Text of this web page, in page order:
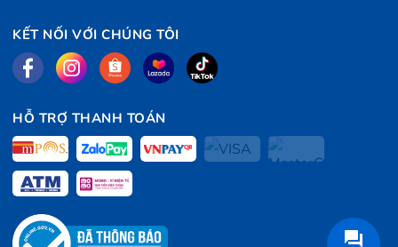
Dreame L20 Ultra có dung lượng pin lớn 6400mAh
Với dung lượng pin khủng lên đến 6400mAh, robot hút
bụi lau nhà
Dreame L20 Ultra
thời gian đến hơn 4 giờ (260 phút)
ở chế độ im lặng hoặc3 giờnếu hút bụi và lau sàn đồng
thời ở chế độ im lặng.
KẾT NỐI VỚI CHÚNG TÔI
HỖ TRỢ THANH TOÁN